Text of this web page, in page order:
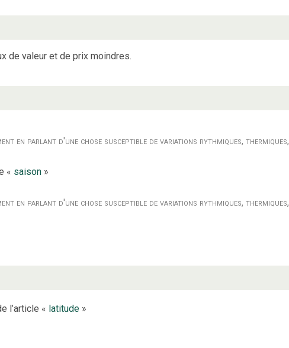
de valeur et de prix moindres.
en parlant d'une chose susceptible de variations rythmiques, thermiques,
« saison »
en parlant d'une chose susceptible de variations rythmiques, thermiques,
l’article « latitude»